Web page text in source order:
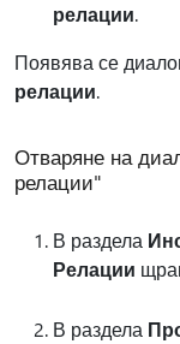
релации.
Появява се
релации.
Отваряне на
релации"
В раздела
Релации
В раздела